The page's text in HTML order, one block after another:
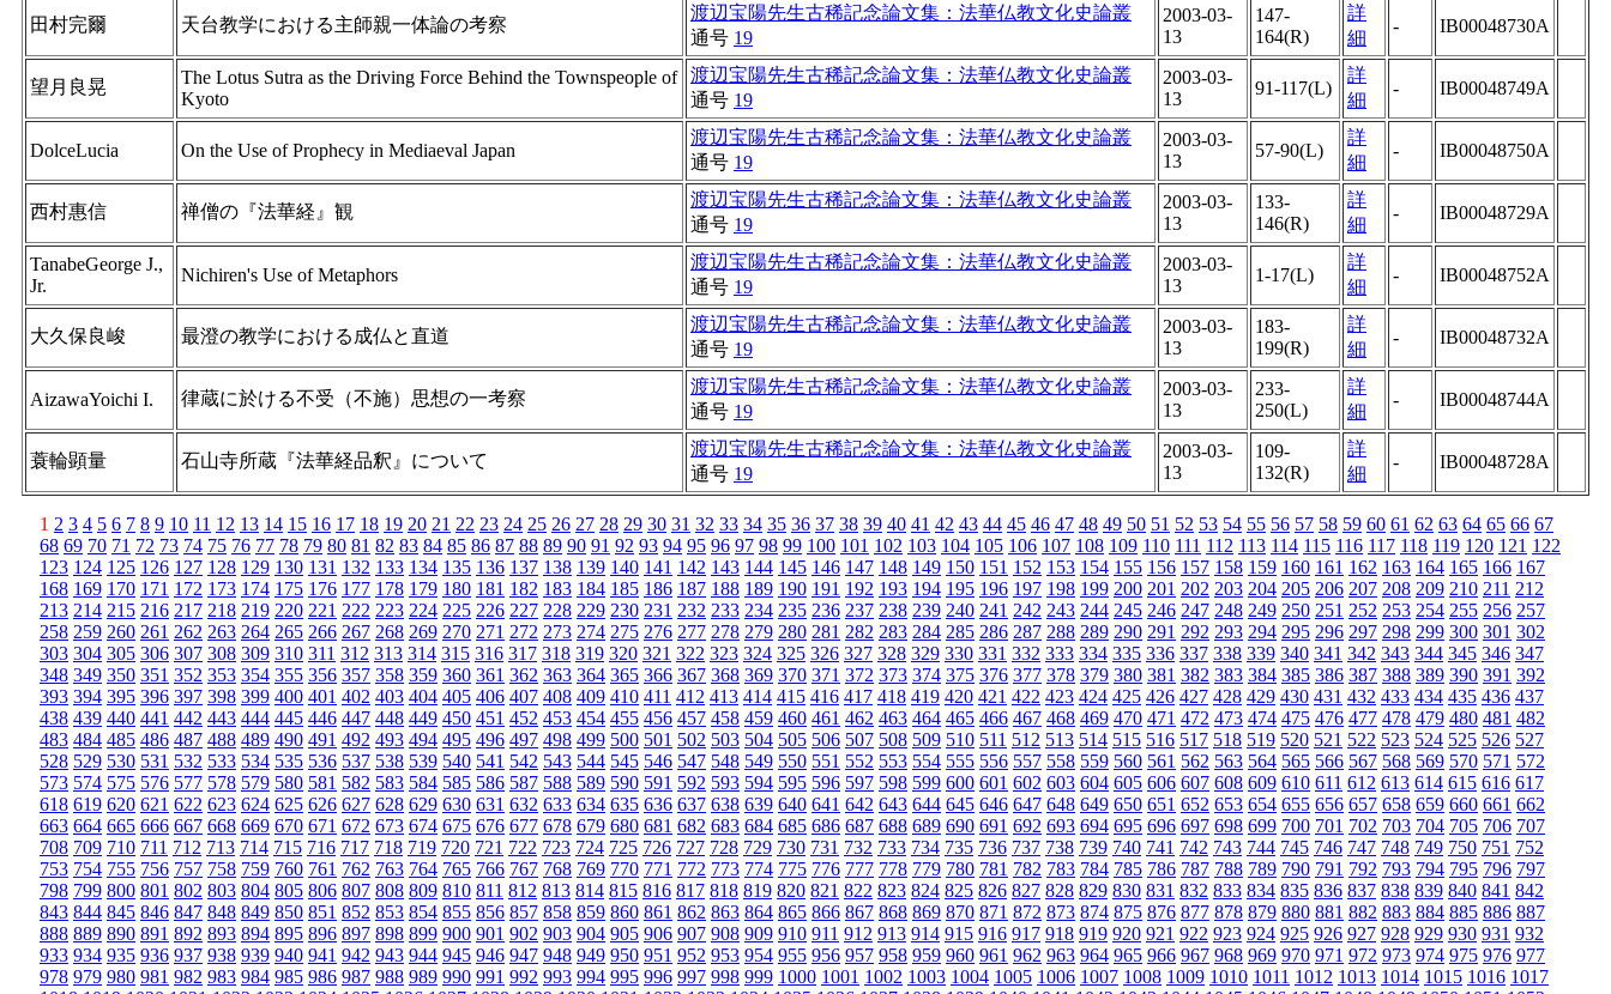
田村完爾 天台教学における主師親一体論の考察
渡辺宝陽先生古稀記念論文集：法華仏教文化史論叢
通号 19
2003-03-
13
147-
164(R)
詳
細
- IB00048730A
望月良晃
The Lotus Sutra as the Driving Force Behind the Townspeople of
Kyoto
渡辺宝陽先生古稀記念論文集：法華仏教文化史論叢
通号 19
2003-03-
13
91-117(L)
詳
細
- IB00048749A
DolceLucia On the Use of Prophecy in Mediaeval Japan
渡辺宝陽先生古稀記念論文集：法華仏教文化史論叢
通号 19
2003-03-
13
57-90(L)
詳
細
- IB00048750A
西村惠信 禅僧の『法華経』観
渡辺宝陽先生古稀記念論文集：法華仏教文化史論叢
通号 19
2003-03-
13
133-
146(R)
詳
細
- IB00048729A
TanabeGeorge J.,
Jr.
Nichiren's Use of Metaphors
渡辺宝陽先生古稀記念論文集：法華仏教文化史論叢
通号 19
2003-03-
13
1-17(L)
詳
細
- IB00048752A
大久保良峻 最澄の教学における成仏と直道
渡辺宝陽先生古稀記念論文集：法華仏教文化史論叢
通号 19
2003-03-
13
183-
199(R)
詳
細
- IB00048732A
AizawaYoichi I. 律蔵に於ける不受（不施）思想の一考察
渡辺宝陽先生古稀記念論文集：法華仏教文化史論叢
通号 19
2003-03-
13
233-
250(L)
詳
細
- IB00048744A
蓑輪顕量 石山寺所蔵『法華経品釈』について
渡辺宝陽先生古稀記念論文集：法華仏教文化史論叢
通号 19
2003-03-
13
109-
132(R)
詳
細
- IB00048728A
1 2 3 4 5 6 7 8 9 10 11 12 13 14 15 16 17 18 19 20 21 22 23 24 25 26 27 28 29 30 31 32 33 34 35 36 37 38 39 40 41 42 43 44 45 46 47 48 49 50 51 52 53 54 55 56 57 58 59 60 61 62 63 64 65 66 67
68 69 70 71 72 73 74 75 76 77 78 79 80 81 82 83 84 85 86 87 88 89 90 91 92 93 94 95 96 97 98 99 100 101 102 103 104 105 106 107 108 109 110 111 112 113 114 115 116 117 118 119 120 121 122
123 124 125 126 127 128 129 130 131 132 133 134 135 136 137 138 139 140 141 142 143 144 145 146 147 148 149 150 151 152 153 154 155 156 157 158 159 160 161 162 163 164 165 166 167
168 169 170 171 172 173 174 175 176 177 178 179 180 181 182 183 184 185 186 187 188 189 190 191 192 193 194 195 196 197 198 199 200 201 202 203 204 205 206 207 208 209 210 211 212
213 214 215 216 217 218 219 220 221 222 223 224 225 226 227 228 229 230 231 232 233 234 235 236 237 238 239 240 241 242 243 244 245 246 247 248 249 250 251 252 253 254 255 256 257
258 259 260 261 262 263 264 265 266 267 268 269 270 271 272 273 274 275 276 277 278 279 280 281 282 283 284 285 286 287 288 289 290 291 292 293 294 295 296 297 298 299 300 301 302
303 304 305 306 307 308 309 310 311 312 313 314 315 316 317 318 319 320 321 322 323 324 325 326 327 328 329 330 331 332 333 334 335 336 337 338 339 340 341 342 343 344 345 346 347
348 349 350 351 352 353 354 355 356 357 358 359 360 361 362 363 364 365 366 367 368 369 370 371 372 373 374 375 376 377 378 379 380 381 382 383 384 385 386 387 388 389 390 391 392
393 394 395 396 397 398 399 400 401 402 403 404 405 406 407 408 409 410 411 412 413 414 415 416 417 418 419 420 421 422 423 424 425 426 427 428 429 430 431 432 433 434 435 436 437
438 439 440 441 442 443 444 445 446 447 448 449 450 451 452 453 454 455 456 457 458 459 460 461 462 463 464 465 466 467 468 469 470 471 472 473 474 475 476 477 478 479 480 481 482
483 484 485 486 487 488 489 490 491 492 493 494 495 496 497 498 499 500 501 502 503 504 505 506 507 508 509 510 511 512 513 514 515 516 517 518 519 520 521 522 523 524 525 526 527
528 529 530 531 532 533 534 535 536 537 538 539 540 541 542 543 544 545 546 547 548 549 550 551 552 553 554 555 556 557 558 559 560 561 562 563 564 565 566 567 568 569 570 571 572
573 574 575 576 577 578 579 580 581 582 583 584 585 586 587 588 589 590 591 592 593 594 595 596 597 598 599 600 601 602 603 604 605 606 607 608 609 610 611 612 613 614 615 616 617
618 619 620 621 622 623 624 625 626 627 628 629 630 631 632 633 634 635 636 637 638 639 640 641 642 643 644 645 646 647 648 649 650 651 652 653 654 655 656 657 658 659 660 661 662
663 664 665 666 667 668 669 670 671 672 673 674 675 676 677 678 679 680 681 682 683 684 685 686 687 688 689 690 691 692 693 694 695 696 697 698 699 700 701 702 703 704 705 706 707
708 709 710 711 712 713 714 715 716 717 718 719 720 721 722 723 724 725 726 727 728 729 730 731 732 733 734 735 736 737 738 739 740 741 742 743 744 745 746 747 748 749 750 751 752
753 754 755 756 757 758 759 760 761 762 763 764 765 766 767 768 769 770 771 772 773 774 775 776 777 778 779 780 781 782 783 784 785 786 787 788 789 790 791 792 793 794 795 796 797
798 799 800 801 802 803 804 805 806 807 808 809 810 811 812 813 814 815 816 817 818 819 820 821 822 823 824 825 826 827 828 829 830 831 832 833 834 835 836 837 838 839 840 841 842
843 844 845 846 847 848 849 850 851 852 853 854 855 856 857 858 859 860 861 862 863 864 865 866 867 868 869 870 871 872 873 874 875 876 877 878 879 880 881 882 883 884 885 886 887
888 889 890 891 892 893 894 895 896 897 898 899 900 901 902 903 904 905 906 907 908 909 910 911 912 913 914 915 916 917 918 919 920 921 922 923 924 925 926 927 928 929 930 931 932
933 934 935 936 937 938 939 940 941 942 943 944 945 946 947 948 949 950 951 952 953 954 955 956 957 958 959 960 961 962 963 964 965 966 967 968 969 970 971 972 973 974 975 976 977
978 979 980 981 982 983 984 985 986 987 988 989 990 991 992 993 994 995 996 997 998 999 1000 1001 1002 1003 1004 1005 1006 1007 1008 1009 1010 1011 1012 1013 1014 1015 1016 1017